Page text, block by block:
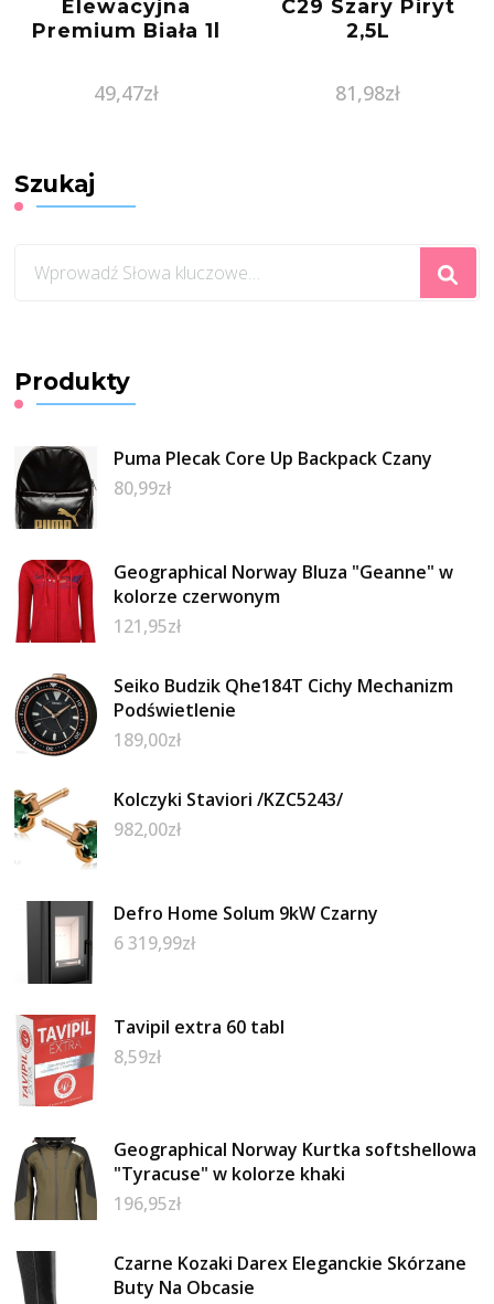
Elewacyjna
Premium Biała 1l
49,47zł
C29 Szary Piryt
2,5L
81,98zł
Szukaj
czegoś?
Produkty
Puma Plecak Core Up Backpack Czany
80,99zł
Geographical Norway Bluza "Geanne" w
kolorze czerwonym
121,95zł
Seiko Budzik Qhe184T Cichy Mechanizm
Podświetlenie
189,00zł
Kolczyki Staviori /KZC5243/
982,00zł
Defro Home Solum 9kW Czarny
6 319,99zł
Tavipil extra 60 tabl
8,59zł
Geographical Norway Kurtka softshellowa
"Tyracuse" w kolorze khaki
196,95zł
Czarne Kozaki Darex Eleganckie Skórzane
Buty Na Obcasie